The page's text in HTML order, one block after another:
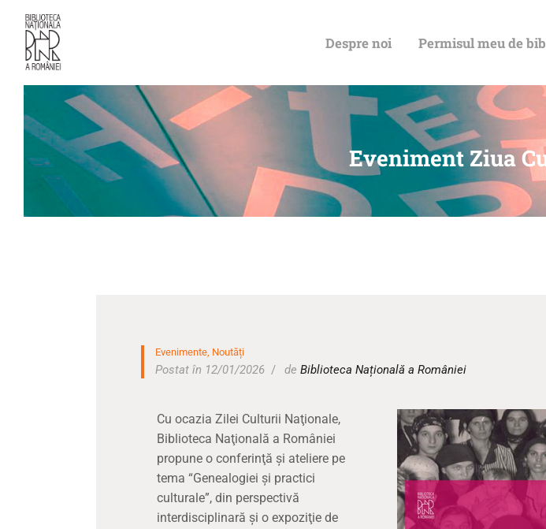
Despre noi Permisul meu de
Eveniment Ziua
DE
CATALOAGE
COLECȚII
CULTURALE
SPAȚII
NOUTĂȚI
Evenimente, Noutăți
Postat în 12/01/2026 deBiblioteca Națională a României
Cu ocazia Zilei Culturii Naţionale,
Biblioteca Naţională a României
propune o conferinţă şi ateliere pe
tema “Genealogiei şi practici
culturale”, din perspectivă
interdisciplinară şi o expoziţie de